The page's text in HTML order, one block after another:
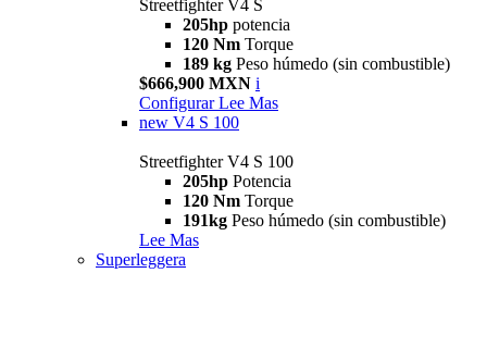
Streetfighter V4 S
205hp potencia
120 Nm Torque
189 kg Peso húmedo (sin combustible)
$666,900 MXN i
Configurar Lee Mas
new V4 S 100
Streetfighter V4 S 100
205hp Potencia
120 Nm Torque
191kg Peso húmedo (sin combustible)
Lee Mas
Superleggera